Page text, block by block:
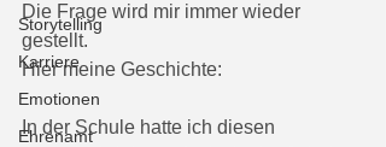
Storytelling
Karriere
Emotionen
Ehrenamt
Die Frage wird mir immer wieder
gestellt.
Hier meine Geschichte:
In der Schule hatte ich diesen